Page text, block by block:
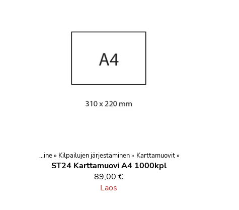
Orienteerumine‪» Kilpailujen järjestäminen‪» Karttamuovit‪»
ST24 Karttamuovi A4 1000kpl
89,00 €
Laos